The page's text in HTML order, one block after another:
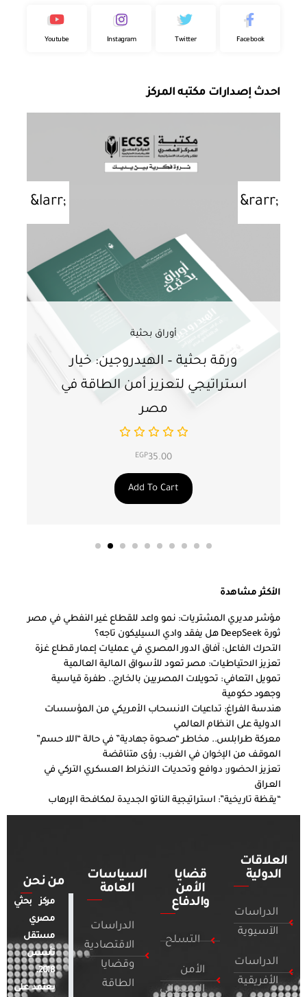
Facebook
Twitter
Instagram
Youtube
احدث إصدارات مكتبه المركز
أوراق بحثية
ورقة بحثية – الهيدروجين: خيار
استراتيجي لتعزيز أمن الطاقة في
مصر
EGP35.00
Add To Cart
الأكثر مشاهدة
مؤشر مديري المشتريات: نمو واعد للقطاع غير النفطي في مصر
ثورة DeepSeek هل يفقد وادي السيليكون تاجه؟
التحرك الفاعل: آفاق الدور المصري في عمليات إعمار قطاع غزة
تعزيز الاحتياطيات: مصر تعود للأسواق المالية العالمية
تمويل التعافي: تحويلات المصريين بالخارج.. طفرة قياسية
وجهود حكومية
هندسة الفراغ: تداعيات الانسحاب الأمريكي من المؤسسات
الدولية على النظام العالمي
معركة طرابلس.. مخاطر “صحوة جهادية” في حالة “اللا حسم”
الموقف من الإخوان في الغرب: رؤى متناقضة
تعزيز الحضور: دوافع وتحديات الانخراط العسكري التركي في
العراق
“يقظة تاريخية”: استراتيجية الناتو الجديدة لمكافحة الإرهاب
العلاقات
الدولية
الدراسات
الآسيوية
الدراسات
الأفريقية
قضايا
الأمن
والدفاع
التسلح
الأمن
السيبراني
السياسات
العامة
الدراسات
الاقتصادية
وقضايا
الطاقة
من نحن
مركز بحثي
مصري
مستقل
تأسس
2018.
يعتمد على